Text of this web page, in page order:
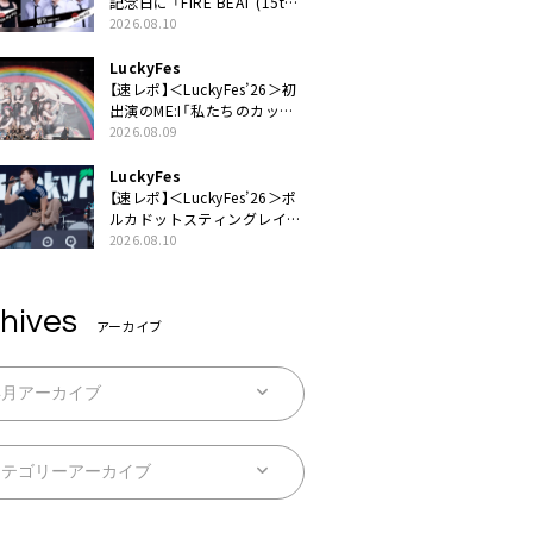
ver.)」「祈り (15th ver.)」配信
2026.08.10
LuckyFes
【速レポ】＜LuckyFes’26＞初
出演のME:I「私たちのカッコ
いい姿、目に焼き付けていっ
2026.08.09
LuckyFes
【速レポ】＜LuckyFes’26＞ポ
ルカドットスティングレイが
示したロックバンドの底力
やる」
2026.08.10
アーカイブ